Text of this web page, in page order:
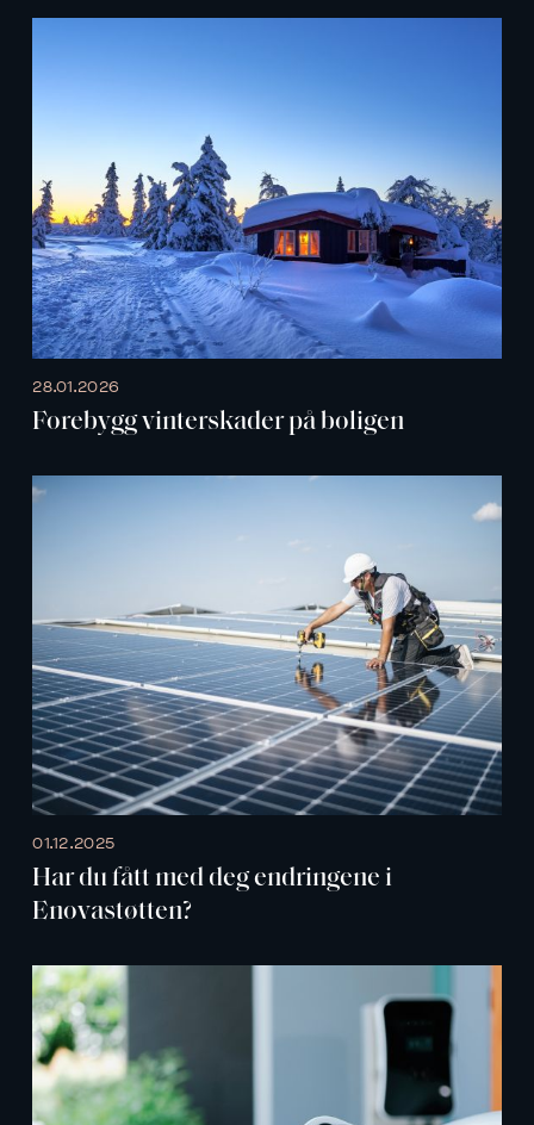
28.01.2026
Forebygg vinterskader på boligen
01.12.2025
Har du fått med deg endringene i
Enovastøtten?